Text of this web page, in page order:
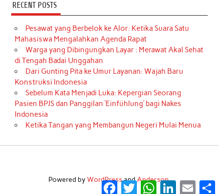
RECENT POSTS
Pesawat yang Berbelok ke Alor: Ketika Suara Satu
Mahasiswa Mengalahkan Agenda Rapat
Warga yang Dibingungkan Layar : Merawat Akal Sehat
di Tengah Badai Unggahan
Dari Gunting Pita ke Umur Layanan: Wajah Baru
Konstruksi Indonesia
Sebelum Kata Menjadi Luka: Kepergian Seorang
Pasien BPJS dan Panggilan ‘Einfühlung’ bagi Nakes
Indonesia
Ketika Tangan yang Membangun Negeri Mulai Menua
Powered by WordPressandAnderson.
Facebook
TwitterWhatsApp
LinkedInEmail